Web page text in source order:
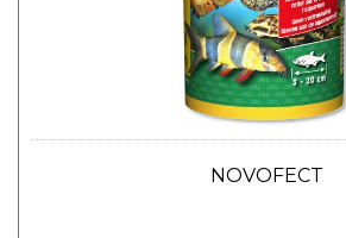
NOVOFECT